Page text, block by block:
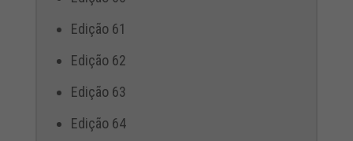
Edição 61
Edição 62
Edição 63
Edição 64